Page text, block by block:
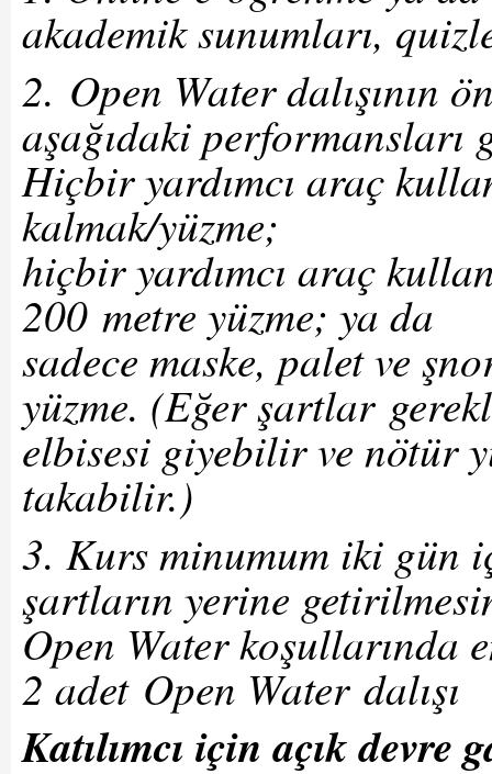
akademik sunumları,
2. Open Water dalışının
aşağıdaki
Hiçbir yardımcı araç
kalmak/yüzme;
hiçbir yardımcı araç
200 metre yüzme; ya da
sadece maske, palet ve
yüzme. (Eğer şartlar
elbisesi giyebilir ve nötür
takabilir.)
3. Kurs minumum iki gün
şartların yerine
Open Water koşullarında
2 adet Open Water dalışı
Katılımcı için açık devre